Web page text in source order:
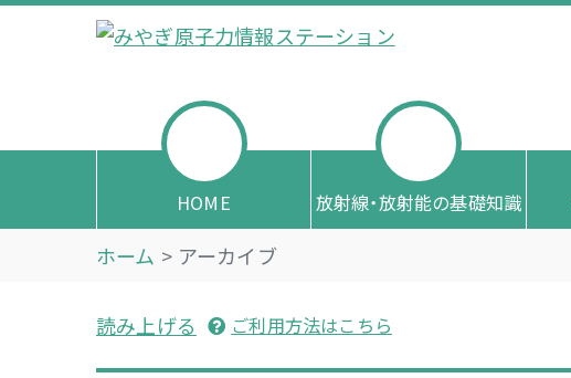
Skip
HOME 放射線・放射能の基礎知識
ホーム アーカイブ
読み上げる ご利用方法はこちら